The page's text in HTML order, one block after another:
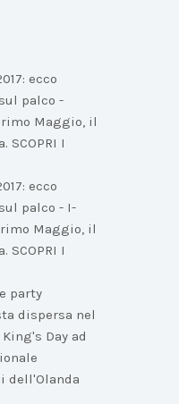
ecco
palco -
Maggio, il
SCOPRI I
ecco
palco - I-
Maggio, il
SCOPRI I
party
dispersa nel
King's Day ad
dell'Olanda